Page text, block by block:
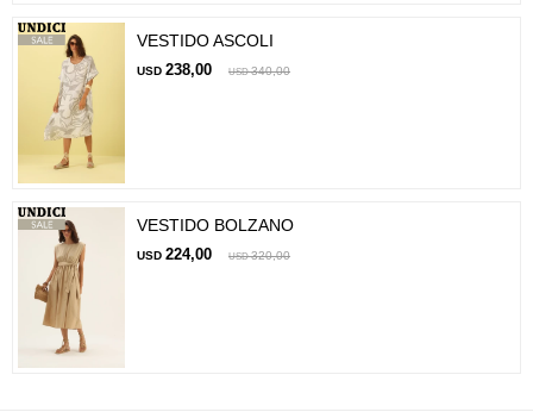
VESTIDO ASCOLI
USD 238,00 USD 340,00
VESTIDO BOLZANO
USD 224,00 USD 320,00